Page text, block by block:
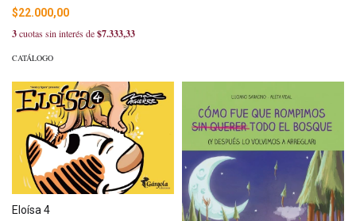
$22.000,00
3cuotas sin interés de$7.333,33
CATÁLOGO
Eloísa 4